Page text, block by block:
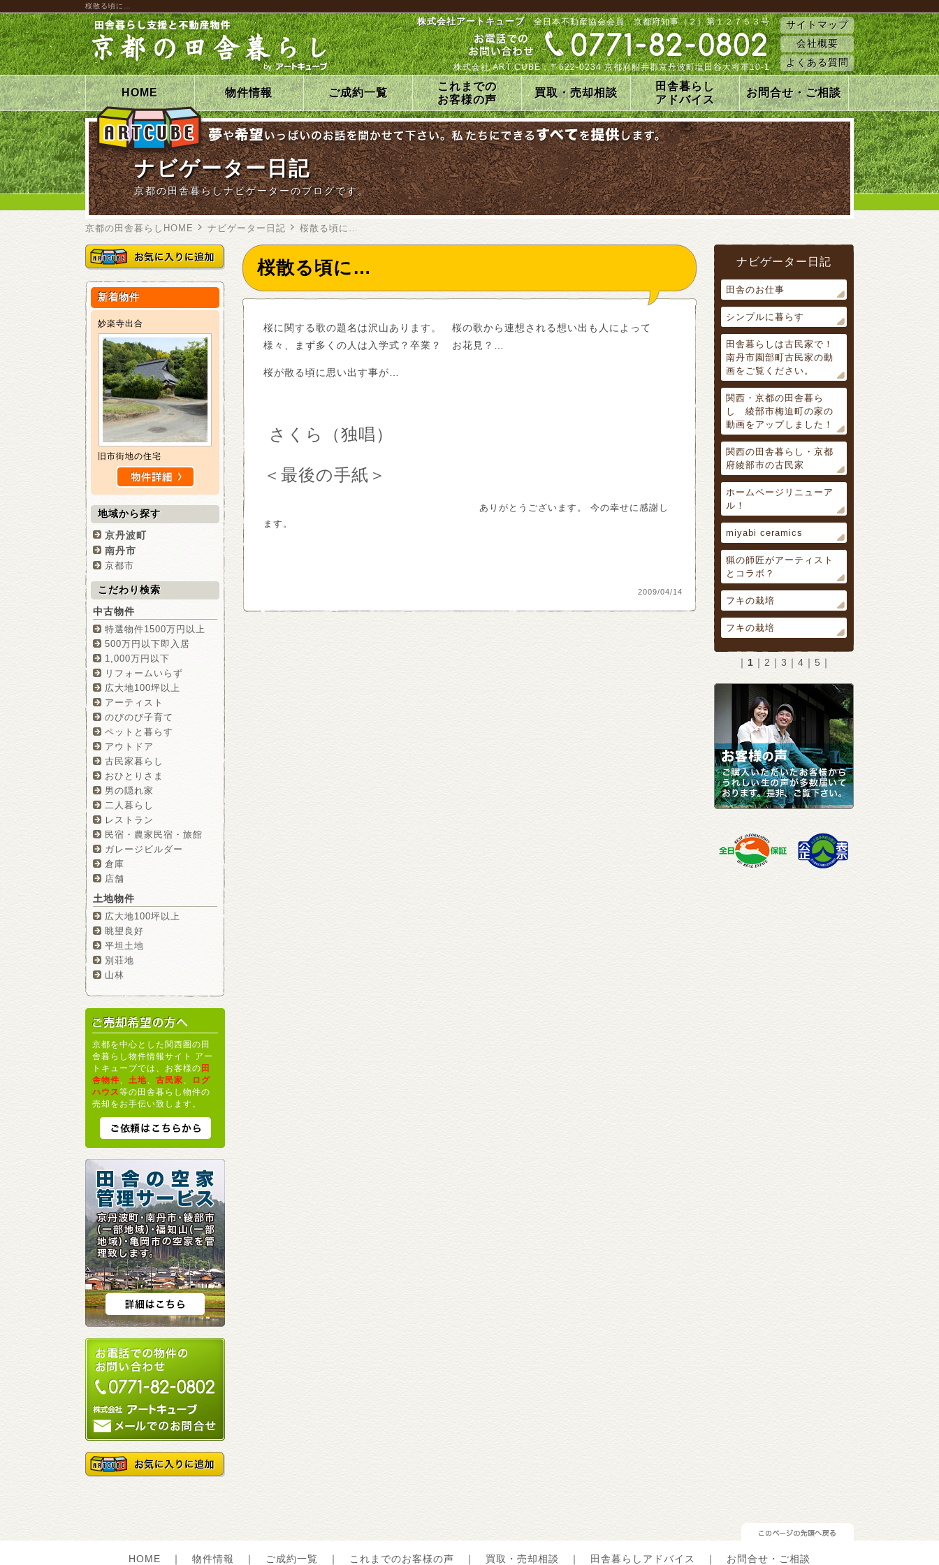
桜散る頃に…
株式会社アートキューブ全日本不動産協会会員 京都府知事（２）第１２７５３号
株式会社 ART CUBE：〒622-0234 京都府船井郡京丹波町塩田谷大将軍10-1
サイトマップ
会社概要
よくある質問
HOME 物件情報 ご成約一覧
これまでの
お客様の声
買取・売却相談
田舎暮らし
アドバイス
お問合せ・ご相談
ナビゲーター日記
京都の田舎暮らしナビゲーターのブログです。
京都の田舎暮らしHOME ナビゲーター日記 桜散る頃に…
桜散る頃に…
桜に関する歌の題名は沢山あります。 桜の歌から連想される想い出も人によって
様々、まず多くの人は入学式？卒業？ お花見？…
桜が散る頃に思い出す事が…
さくら（独唱）
＜最後の手紙＞
ありがとうございます。 今の幸せに感謝し
ます。
2009/04/14
新着物件
妙楽寺出合
旧市街地の住宅
地域から探す
京丹波町
南丹市
京都市
こだわり検索
中古物件
特選物件1500万円以上
500万円以下即入居
1,000万円以下
リフォームいらず
広大地100坪以上
アーティスト
のびのび子育て
ペットと暮らす
アウトドア
古民家暮らし
おひとりさま
男の隠れ家
二人暮らし
レストラン
民宿・農家民宿・旅館
ガレージビルダー
倉庫
店舗
土地物件
広大地100坪以上
眺望良好
平坦土地
別荘地
山林
京都を中心とした関西圏の田
舎暮らし物件情報サイト アー
トキューブでは、お客様の田
舎物件
土地 古民家
ログ
ハウス等の田舎暮らし物件の
売却をお手伝い致します。
ナビゲーター日記
田舎のお仕事
シンプルに暮らす
田舎暮らしは古民家で！
南丹市園部町古民家の動
画をご覧ください。
関西・京都の田舎暮ら
し 綾部市梅迫町の家の
動画をアップしました！
関西の田舎暮らし・京都
府綾部市の古民家
ホームページリニューア
ル！
miyabi ceramics
猟の師匠がアーティスト
とコラボ？
フキの栽培
フキの栽培
｜ 1 ｜ 2 ｜ 3 ｜ 4 ｜ 5 ｜
HOME ｜ 物件情報 ｜ ご成約一覧 ｜ これまでのお客様の声 ｜ 買取・売却相談 ｜ 田舎暮らしアドバイス ｜ お問合せ・ご相談